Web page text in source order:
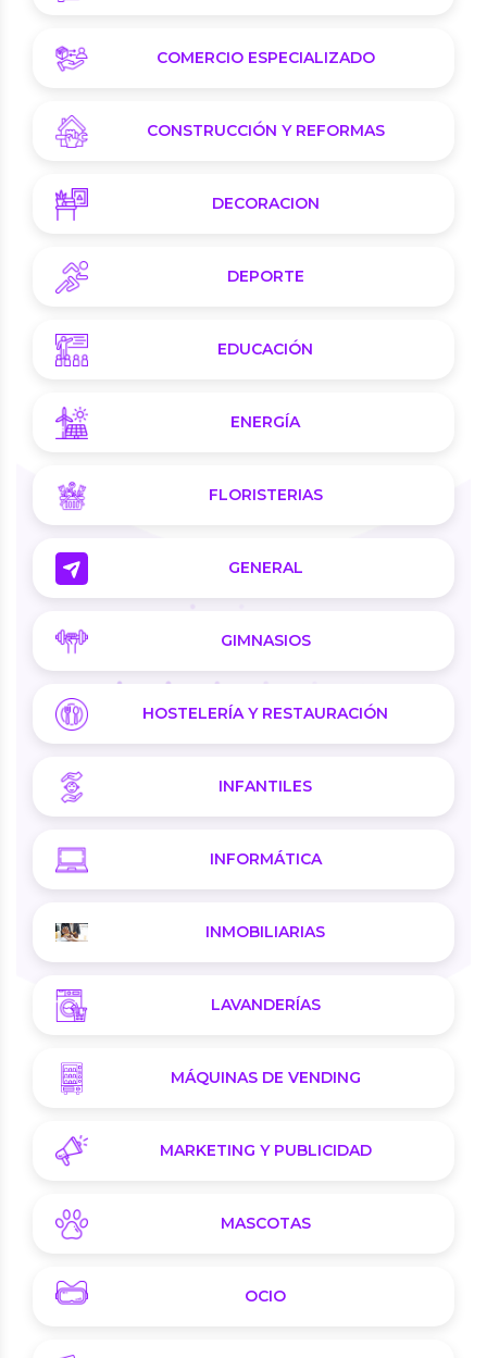
COMERCIO ESPECIALIZADO
CONSTRUCCIÓN Y REFORMAS
DECORACION
DEPORTE
EDUCACIÓN
ENERGÍA
FLORISTERIAS
GENERAL
GIMNASIOS
HOSTELERÍA Y RESTAURACIÓN
INFANTILES
INFORMÁTICA
INMOBILIARIAS
LAVANDERÍAS
MÁQUINAS DE VENDING
MARKETING Y PUBLICIDAD
MASCOTAS
OCIO